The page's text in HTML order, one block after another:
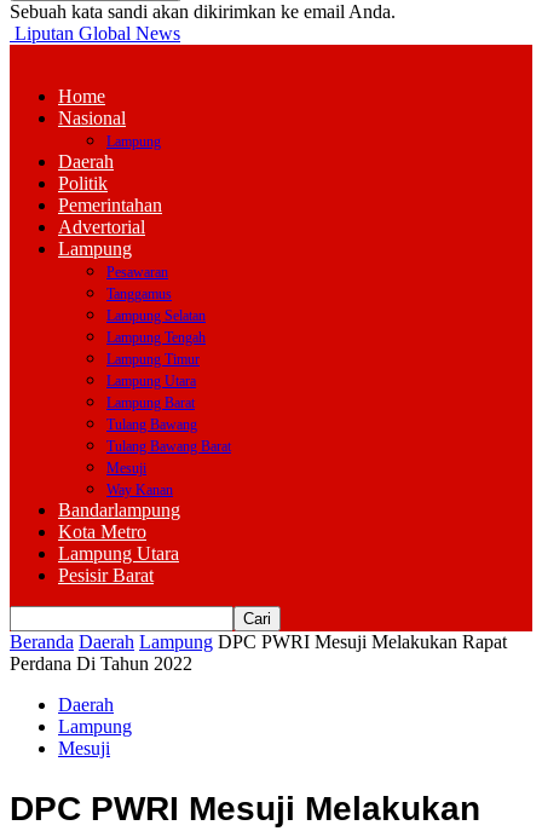
Sebuah kata sandi akan dikirimkan ke email Anda.
Liputan Global News
Home
Nasional
Lampung
Daerah
Politik
Pemerintahan
Advertorial
Lampung
Pesawaran
Tanggamus
Lampung Selatan
Lampung Tengah
Lampung Timur
Lampung Utara
Lampung Barat
Tulang Bawang
Tulang Bawang Barat
Mesuji
Way Kanan
Bandarlampung
Kota Metro
Lampung Utara
Pesisir Barat
Beranda Daerah Lampung DPC PWRI Mesuji Melakukan Rapat
Perdana Di Tahun 2022
Daerah
Lampung
Mesuji
DPC PWRI Mesuji Melakukan